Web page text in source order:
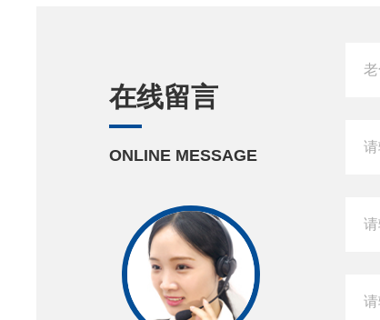
在线留言
ONLINE MESSAGE